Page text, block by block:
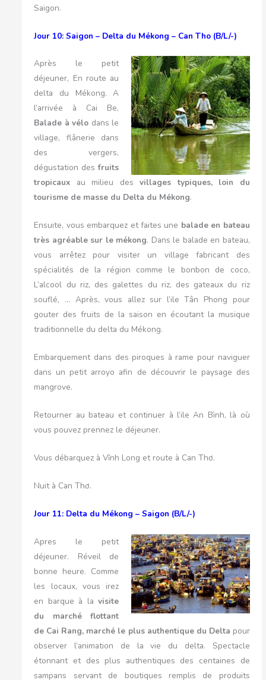
Saigon.
Jour 10: Saigon – Delta du Mékong – Can Tho (B/L/-)
Après le petit
déjeuner, En route au
delta du Mékong. A
l’arrivée à Cai Be,
Balade à vélo dans le
village, flânerie dans
des vergers,
dégustation desfruits
tropicaux au milieu desvillages typiques, loin du
tourisme de masse du Delta du Mékong.
Ensuite, vous embarquez et faites une balade en bateau
très agréable sur le mékong. Dans le balade en bateau,
vous arrêtez pour visiter un village fabricant des
spécialités de la région comme le bonbon de coco,
L’alcool du riz, des galettes du riz, des gateaux du riz
souflé, … Après, vous allez sur l’ile Tân Phong pour
gouter des fruits de la saison en écoutant la musique
traditionnelle du delta du Mékong.
Embarquement dans des piroques à rame pour naviguer
dans un petit arroyo afin de découvrir le paysage des
mangrove.
Retourner au bateau et continuer à l’ile An Bình, là où
vous pouvez prennez le déjeuner.
Vous débarquez à Vĩnh Long et route à Can Thơ.
Nuit à Can Thơ.
Jour 11: Delta du Mékong – Saigon (B/L/-)
Apres le petit
déjeuner. Réveil de
bonne heure. Comme
les locaux, vous irez
en barque à lavisite
du marché flottant
de Cai Rang, marché le plus authentique du Delta pour
observer l’animation de la vie du delta. Spectacle
étonnant et des plus authentiques des centaines de
sampans servant de boutiques remplis de produits